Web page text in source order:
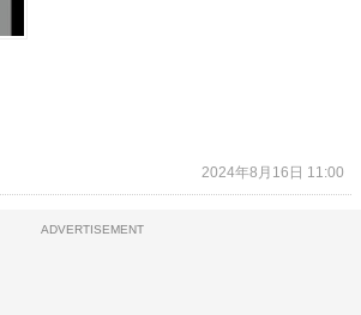
2024年8月16日 11:00
ADVERTISEMENT